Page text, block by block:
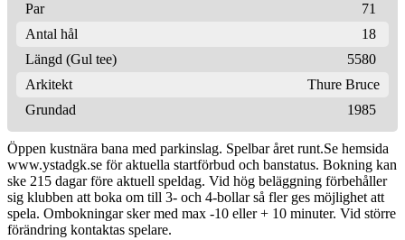
Par
71
Antal hål
18
Längd (Gul tee)
5580
Arkitekt
Thure Bruce
Grundad
1985
Öppen kustnära bana med parkinslag. Spelbar året runt.Se hemsida
www.ystadgk.se för aktuella startförbud och banstatus. Bokning kan
ske 215 dagar före aktuell speldag. Vid hög beläggning förbehåller
sig klubben att boka om till 3- och 4-bollar så fler ges möjlighet att
spela. Ombokningar sker med max -10 eller + 10 minuter. Vid större
förändring kontaktas spelare.